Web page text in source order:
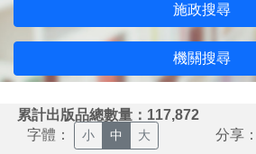
施政搜尋
機關搜尋
累計出版品總數量：117,872
字體： 小 中 大 分享：